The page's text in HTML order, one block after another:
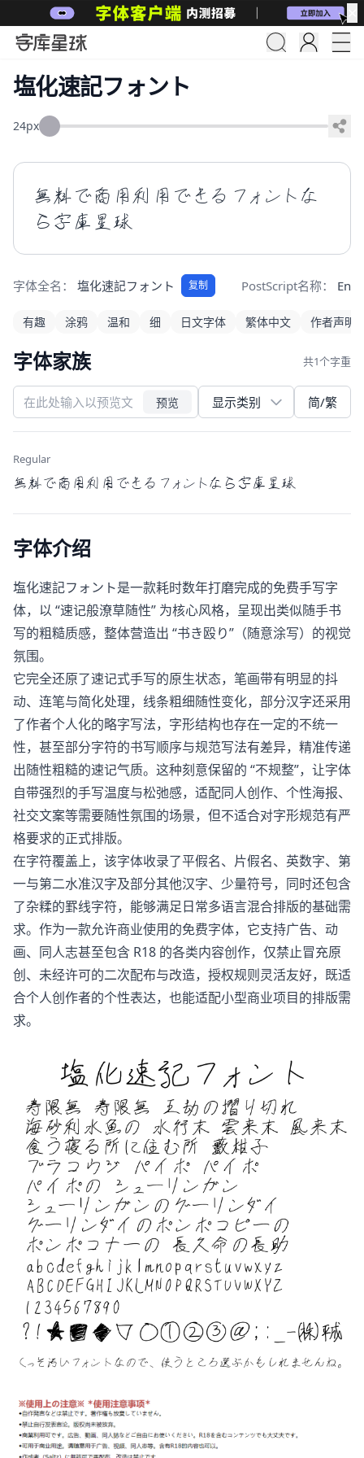
塩化速記フォント
24px
無料で商用利用できるフォントな
ら字庫星球
字体全名： 塩化速記フォント 复制 PostScript名称：
有趣 涂鸦 温和 细 日文字体 繁体中文 作者声明
字体家族 共1个字重
预览 简/繁
Regular
無料で商用利用できるフォントなら字庫星球
字体介绍
塩化速記フォント是一款耗时数年打磨完成的免费手写字
体，以 “速记般潦草随性” 为核心风格，呈现出类似随手书
写的粗糙质感，整体营造出 “书き殴り”（随意涂写）的视觉
氛围。
它完全还原了速记式手写的原生状态，笔画带有明显的抖
动、连笔与简化处理，线条粗细随性变化，部分汉字还采用
了作者个人化的略字写法，字形结构也存在一定的不统一
性，甚至部分字符的书写顺序与规范写法有差异，精准传递
出随性粗糙的速记气质。这种刻意保留的 “不规整”，让字体
自带强烈的手写温度与松弛感，适配同人创作、个性海报、
社交文案等需要随性氛围的场景，但不适合对字形规范有严
格要求的正式排版。
在字符覆盖上，该字体收录了平假名、片假名、英数字、第
一与第二水准汉字及部分其他汉字、少量符号，同时还包含
了杂糅的罫线字符，能够满足日常多语言混合排版的基础需
求。作为一款允许商业使用的免费字体，它支持广告、动
画、同人志甚至包含 R18 的各类内容创作，仅禁止冒充原
创、未经许可的二次配布与改造，授权规则灵活友好，既适
合个人创作者的个性表达，也能适配小型商业项目的排版需
求。